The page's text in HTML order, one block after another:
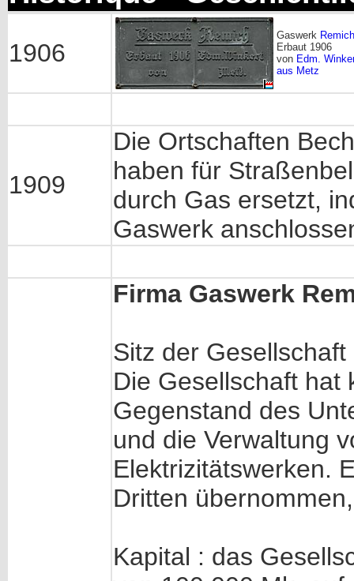
1906
Gaswerk Remich
Erbaut 1906
von Edm.
aus Metz
1909
Die Ortschaften
haben für
durch Gas ersetzt,
Gaswerk
Firma Gaswerk
Sitz der
Die Gesellschaft hat
Gegenstand des
und die Verwaltung
Elektrizitätswerken.
Dritten
Kapital : das